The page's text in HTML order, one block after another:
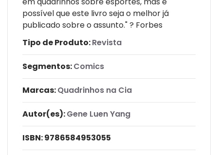
possível que este livro seja o melhor já
publicado sobre o assunto." ? Forbes
Tipo de Produto:Revista
Segmentos:Comics
Marcas:Quadrinhos na Cia
Autor(es):Gene Luen Yang
ISBN:9786584953055